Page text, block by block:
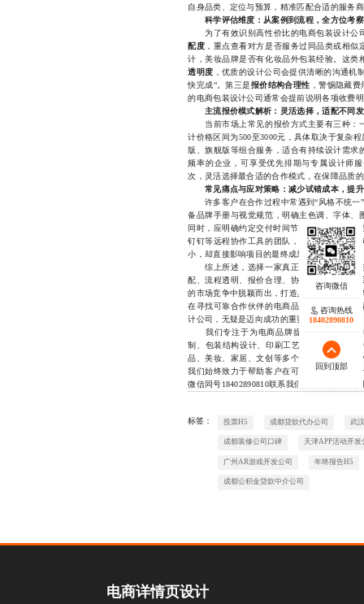
自身品类、定位与预算，精准匹配合适的服务
科学评估维度：从案例到流程，全方位考
为了有效识别高性价比的电商包装设计公
配度 ，重点查看对方是否服务过同品类或相
计，美妆品牌是否有化妆品外包装经验。这
透明度 ，优质的设计公司会提供清晰的沟通
快完成”。第三是报价结构合理性 ，警惕隐藏
的电商包装设计公司通常会提前说明各项收费
主流报价模式解析：灵活选择，适配不同
当前市场上常见的报价方式主要有三种：
计价格区间为500至3000元，具体取决于复杂
版、旗舰版等组合服务，适合有持续设计需
频率的企业，可享受优先排期与专属设计师
次，灵活选择最合适的合作模式，在保障品质
常见痛点与应对策略：减少试错成本，提
许多客户在合作过程中常遇到“风格不统一
备品牌手册与视觉规范，明确主色调、字体
同时，应明确约定交付时间节点与修改次数，
钉钉等远程协作工具的团队，实现文件共享
小，却直接影响项目的最终成果与客户满意度。
综上所述，选择一家真正具备高性价比的
配、流程透明、报价合理、协作顺畅等多个
的市场竞争中脱颖而出，打造具有记忆点的品
在寻找可靠合作伙伴的电商品牌而言，找到
计公司，无疑是迈向成功的重要一步。
我们专注于为电商品牌提供专业的一站式
制、包装结构设计、印刷工艺推荐及全流程
品、美妆、家居、文创等多个领域。凭借稳
我们始终致力于帮助客户在可控预算内实现
微信同号18402890810联系我们的设计顾问，
标签： 投票H5 成都贷款代办公司 武
成都装修公司口碑 天津APP活动开发
广州AR游戏开发公司 年终报告H5
成都公积金贷款中介公司
咨询热线
18402890810
回到顶部
电商详情页设计